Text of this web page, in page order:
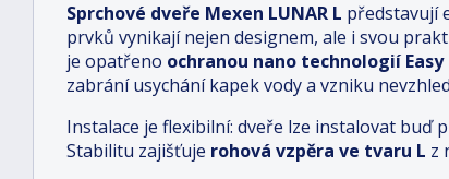
Sprchové dveře Mexen LUNAR L představují
prvků vynikají nejen designem, ale i svou
je opatřeno ochranou nano technologií Easy
zabrání usychání kapek vody a vzniku
Instalace je flexibilní: dveře lze instalovat buď
Stabilitu zajišťuje rohová vzpěra ve tvaru L z